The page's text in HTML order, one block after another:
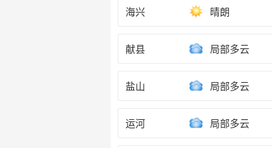
海兴 晴朗
献县 局部多云
盐山 局部多云
运河 局部多云